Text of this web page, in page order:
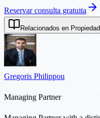
Reservar consulta gratuita
Relacionados en Propiedad
Gregoris Philippou
Managing Partner